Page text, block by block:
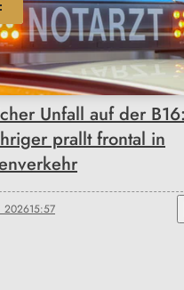
Unfall auf der
prallt frontal in
202615:57